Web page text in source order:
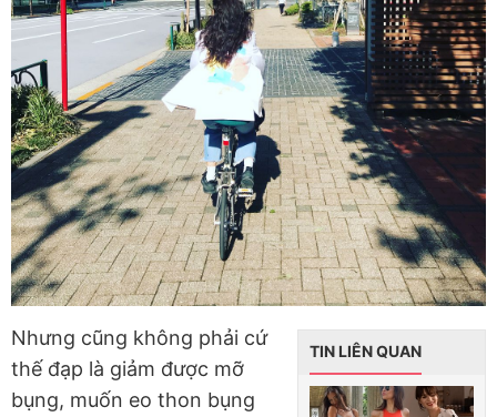
TIN LIÊN QUAN
Nhưng cũng không phải cứ
thế đạp là giảm được mỡ
bụng, muốn eo thon bụng